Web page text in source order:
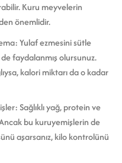
Kuru meyvelerin
önemlidir.
Yulaf ezmesini sütle
faydalanmış olursunuz.
kalori miktarı da o kadar
Sağlıklı yağ, protein ve
bu kuruyemişlerin de
aşarsanız, kilo kontrolünü